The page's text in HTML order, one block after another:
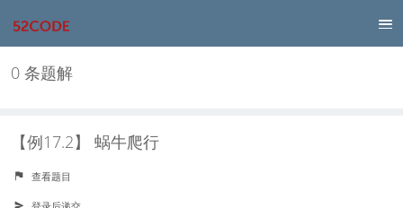
0 条题解
【例17.2】 蜗牛爬行
查看题目